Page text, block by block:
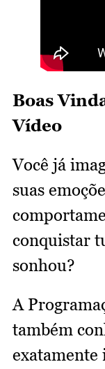
Boas
Vídeo
Você já
suas
conquistar
sonhou?
A
também
exatamente